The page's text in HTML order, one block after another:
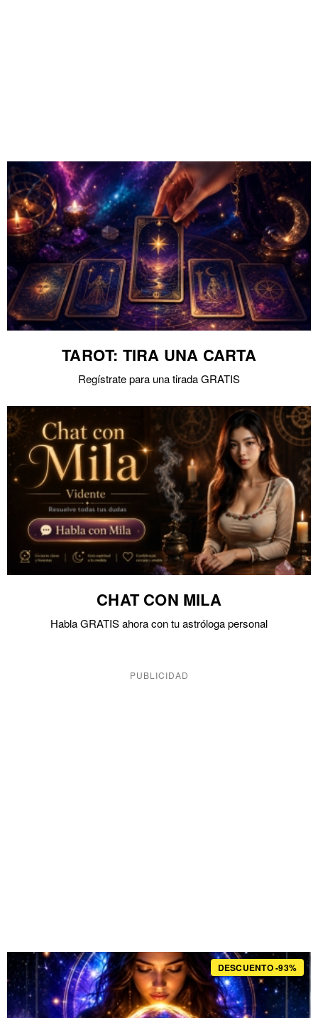
TAROT: TIRA UNA CARTA
Regístrate para una tirada GRATIS
CHAT CON MILA
Habla GRATIS ahora con tu astróloga personal
DESCUENTO -93%